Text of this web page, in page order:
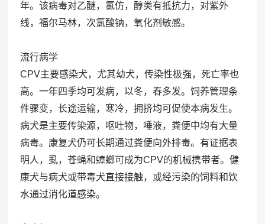
年。该病毒对乙醚，氯仿，醇类有抵抗力，对紫外
线，福尔马林，次氯酸钠，氧化剂敏感。
流行病学
CPV主要感染犬，尤其幼犬，传染性极强，死亡率也
高。一年四季均可发病，以冬，春多发。饲养管理条
件骤变，长途运输，寒冷，拥挤均可促使本病发生。
病犬是主要传染源，呕吐物，唾液，粪便中均有大量
病毒。康复犬仍可长期通过粪便向外排毒。有证据表
明人，虱，苍蝇和蟑螂可成为CPV的机械携带者。健
康犬与病犬或带毒犬直接接触，或经污染的饲料和饮
水通过消化道感染。